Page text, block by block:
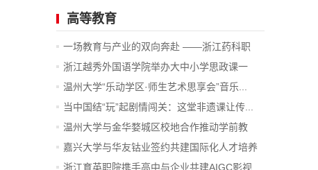
高等教育
一场教育与产业的双向奔赴 ——浙江药科职
业...
浙江越秀外国语学院举办大中小学思政课一
体...
温州大学“乐动学区·师生艺术思享会”音乐...
当中国结“玩”起剧情闯关：这堂非遗课让传...
温州大学与金华婺城区校地合作推动学前教
育...
嘉兴大学与华友钴业签约共建国际化人才培养
项目
浙江育英职院携手高中与企业共建AIGC影视